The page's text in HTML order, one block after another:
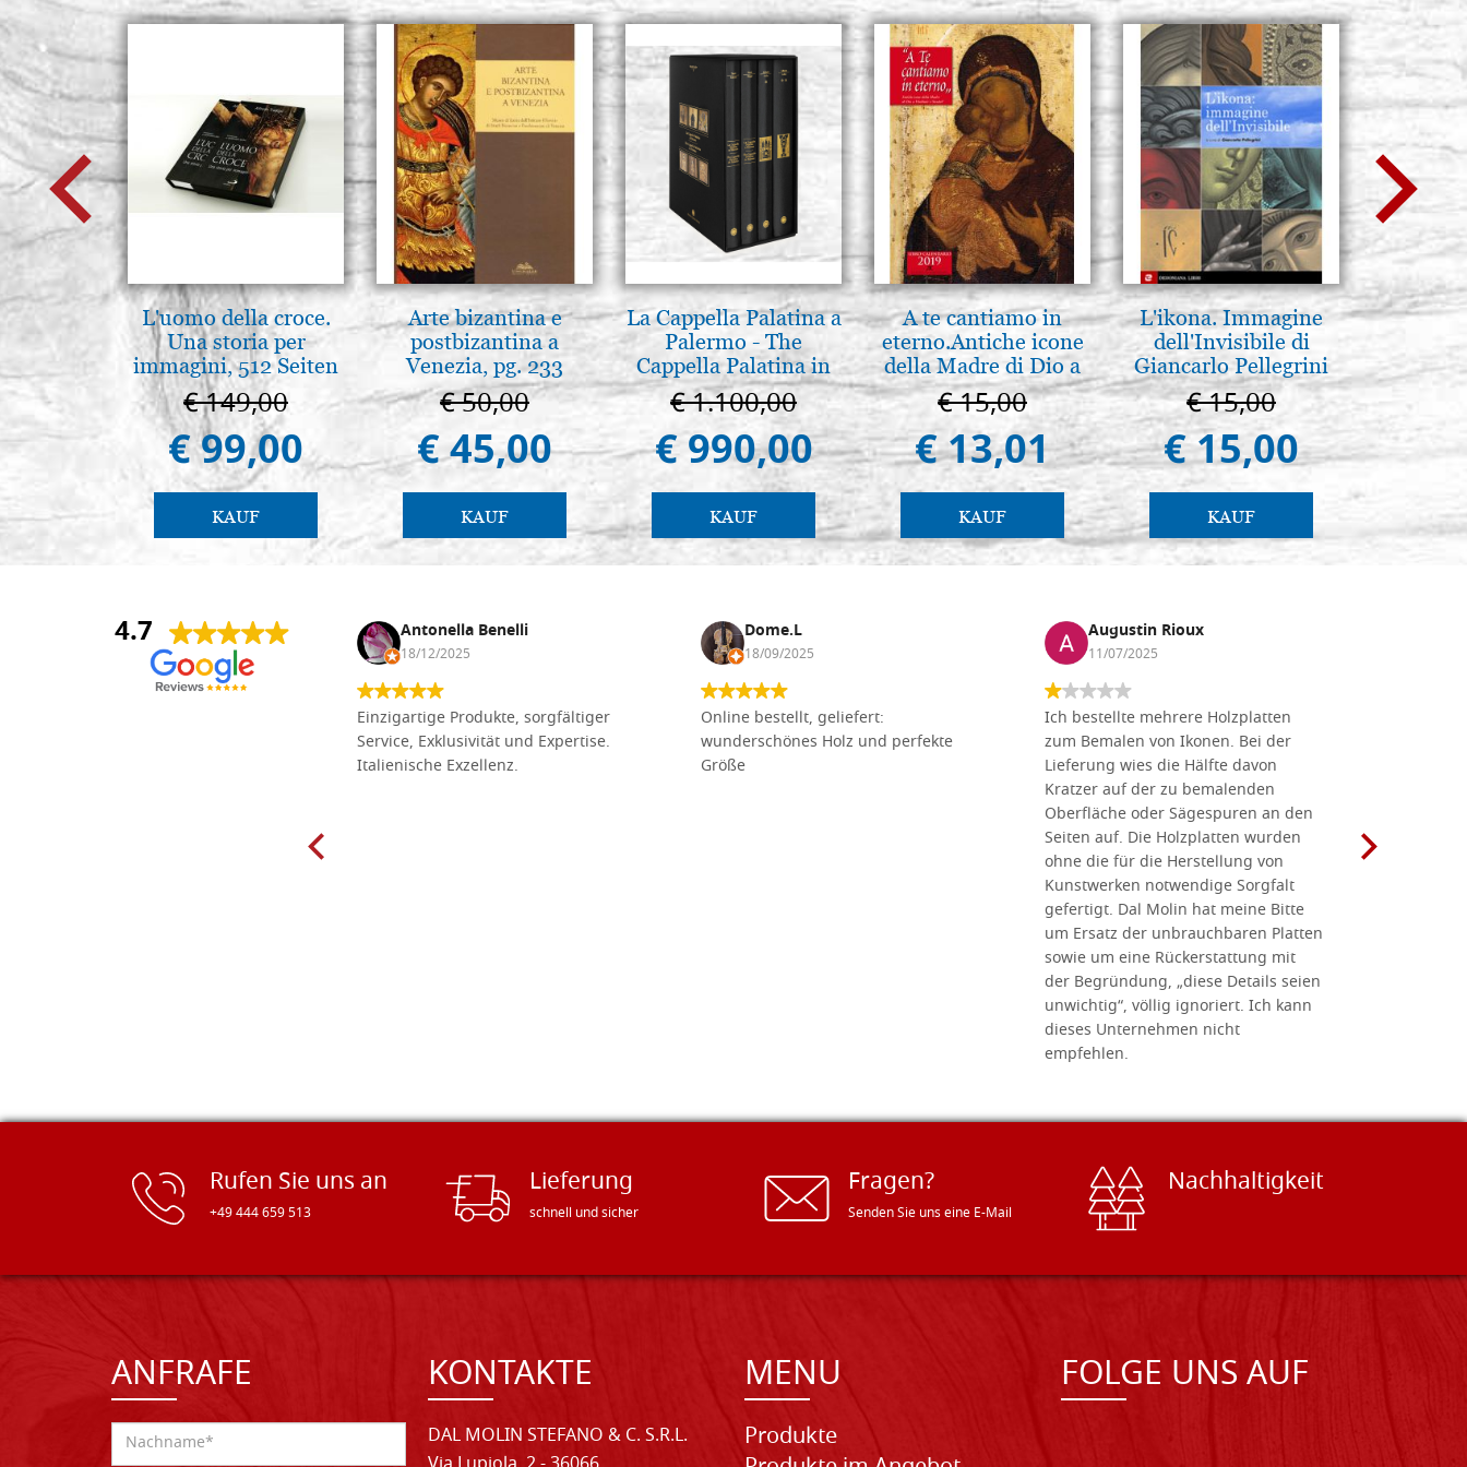
L'uomo della croce.
Una storia per
immagini, 512 Seiten
€ 149,00
€ 99,00
KAUF
Arte bizantina e
postbizantina a
Venezia, pg. 233
€ 50,00
€ 45,00
KAUF
La Cappella Palatina a
Palermo - The
Cappella Palatina in
Palermo
€ 1.100,00
€ 990,00
KAUF
A te cantiamo in
eterno.Antiche icone
della Madre di Dio a
Vladimir e Suzdal
(libro-cal. 2019)
€ 15,00
€ 13,01
KAUF
L'ikona. Immagine
dell'Invisibile di
Giancarlo Pellegrini
€ 15,00
€ 15,00
KAUF
Ikone,
€
4.7
Anna Maria Negri Antonella Benelli
18/12/2025
Einzigartige Produkte, sorgfältiger
Service, Exklusivität und Expertise.
Italienische Exzellenz.
Dome.L
18/09/2025
Online bestellt, geliefert:
wunderschönes Holz und perfekte
Größe
Augustin Rioux
11/07/2025
Ich bestellte mehrere Holzplatten
zum Bemalen von Ikonen. Bei der
Lieferung wies die Hälfte davon
Kratzer auf der zu bemalenden
Oberfläche oder Sägespuren an den
Seiten auf. Die Holzplatten wurden
ohne die für die Herstellung von
Kunstwerken notwendige Sorgfalt
gefertigt. Dal Molin hat meine Bitte
um Ersatz der unbrauchbaren Platten
sowie um eine Rückerstattung mit
der Begründung, „diese Details seien
unwichtig“, völlig ignoriert. Ich kann
dieses Unternehmen nicht
empfehlen.
Rufen Sie uns an
+49 444 659 513
Lieferung
schnell und sicher
Fragen?
Senden Sie uns eine E-Mail
Nachhaltigkeit
ANFRAFE KONTAKTE
DAL MOLIN STEFANO & C. S.R.L.
MENU
Produkte
FOLGE UNS AUF